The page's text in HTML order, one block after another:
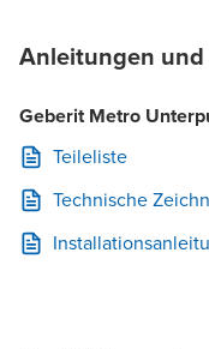
Anleitungen
Geberit Metro
Teileliste
Technische